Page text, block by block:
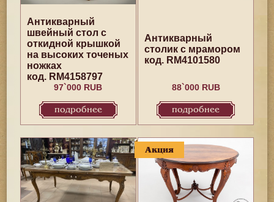
Антикварный
швейный стол с
откидной крышкой
на высоких точеных
ножках
код. RM4158797
97`000 RUB
подробнее
Антикварный
столик с мрамором
код. RM4101580
88`000 RUB
подробнее
Акция